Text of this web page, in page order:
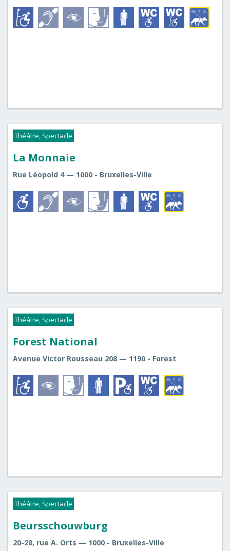
Théâtre, Spectacle
La Monnaie
Rue Léopold 4 — 1000 - Bruxelles-Ville
Théâtre, Spectacle
Forest National
Avenue Victor Rousseau 208 — 1190 - Forest
Théâtre, Spectacle
Beursschouwburg
20-28, rue A. Orts — 1000 - Bruxelles-Ville